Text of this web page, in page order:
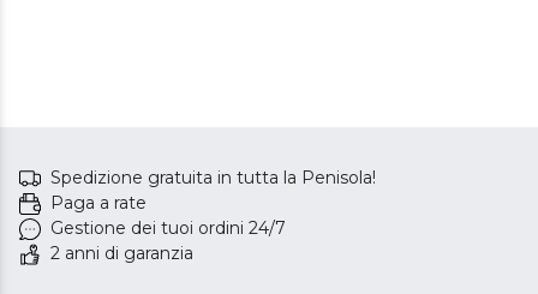
Spedizione gratuita in tutta la Penisola!
Paga a rate
Gestione dei tuoi ordini 24/7
2 anni di garanzia